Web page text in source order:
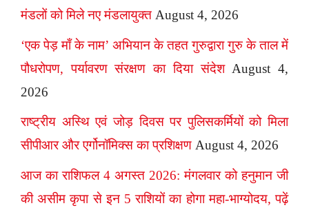
मंडलों को मिले नए मंडलायुक्त August 4, 2026
‘एक पेड़ माँ के नाम’ अभियान के तहत गुरुद्वारा गुरु के ताल में
पौधरोपण, पर्यावरण संरक्षण का दिया संदेश August 4,
2026
राष्ट्रीय अस्थि एवं जोड़ दिवस पर पुलिसकर्मियों को मिला
सीपीआर और एर्गोनॉमिक्स का प्रशिक्षण August 4, 2026
आज का राशिफल 4 अगस्त 2026: मंगलवार को हनुमान जी
की असीम कृपा से इन 5 राशियों का होगा महा-भाग्योदय, पढ़ें